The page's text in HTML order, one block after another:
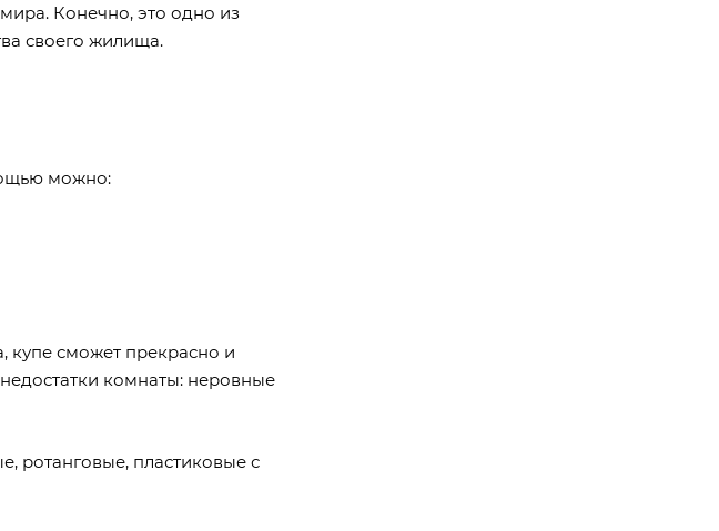
Конечно, это одно из
своего жилища.
можно:
купе сможет прекрасно и
комнаты: неровные
ротанговые, пластиковые с